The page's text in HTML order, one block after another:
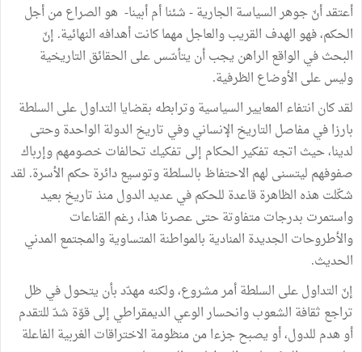
أعتقد أنّ جوهر السياسة الجارية - شئنا أم أبينا- هو الصراع من أجل
الحكم، فهو الهدف القريب والعاجل مهما كانت أهدافه النهائية. إنّ
البحث في الواقع الراهن يجب أن يتأسّس على الحقائق التاريخية
وليس على الأوضاع الظرفية.
لقد كان انتفاء المعايير السياسية وترابطه بقضايا التداول على السلطة
بارزا في مفاصل التاريخ الإنساني وفي تاريخ الدولة الواحدة وحتى
لدينا، حيث اتجه تفكير الحكام إلى تفكيك تحالفات خصومهم وإرباك
صفوفهم ليتسنى لهم الاحتفاظ بالسلطة وتوسيع دائرة حكم الأسرة. لقد
شكّلت هذه الظاهرة قاعدة للحكم في عديد الدول منذ تاريخ بعيد
واستمرت بدرجات متفاوتة حتى عصرنا هذا، رغم القناعات
والأطروحات الجديدة المنادية بالمواطنة المتساوية والمجتمع المدني
الحديث.
إنّ التداول على السلطة أمر مشروع، ولكنه مهدّد بأن يتحول في ظل
تراجع ثقافة الشعوب وانحسار الوعي الديمقراطي إلى قوّة شدّ للتقدم
أو هدم للدول، أو يصبح جزءا من منظومة الاختراقات الغربية الفاعلة